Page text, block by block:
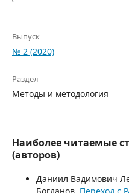
Выпуск
№ 2 (2020)
Раздел
Методы и методология
Наиболее читаемые
(авторов)
Даниил Вадимович